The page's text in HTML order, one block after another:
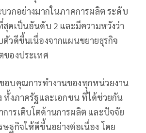
วกอย่างมากในภาคการผลิต ระดับ
สุดเป็นอันดับ 2 และมีความหวังว่า
ตัวดีขึ้นเนื่องจากแผนขยายธุรกิจ
ของประเทศ
อบคุณการทำงานของทุกหน่วยงาน
ทั้งภาครัฐและเอกชน ที่ได้ช่วยกัน
ารเติบโตด้านการผลิต และปัจจัย
ฐกิจให้ดีขึ้นอย่างต่อเนื่อง โดย